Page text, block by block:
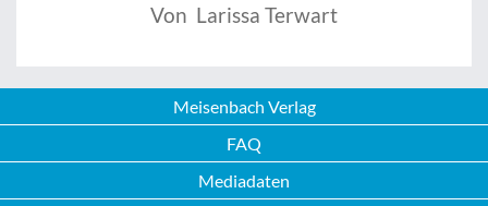
Von Larissa Terwart
Meisenbach Verlag
FAQ
Mediadaten